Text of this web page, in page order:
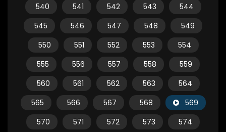
540
541 542 543
544
545
546 547 548
549
550
551 552 553
554
555
556 557 558
559
560
561 562 563
564
565
566 567 568
569
570
571 572 573
574